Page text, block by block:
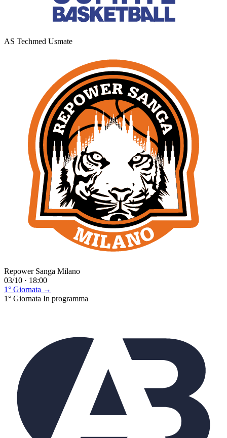
AS Techmed Usmate
Repower Sanga Milano
03/10 · 18:00
1° Giornata →
1° Giornata In programma